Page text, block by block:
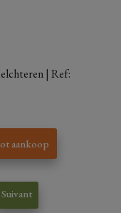
| Ref:
aankoop
Suivant